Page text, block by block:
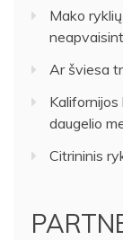
Mako
Ar šviesa
daugelio
Citrininis